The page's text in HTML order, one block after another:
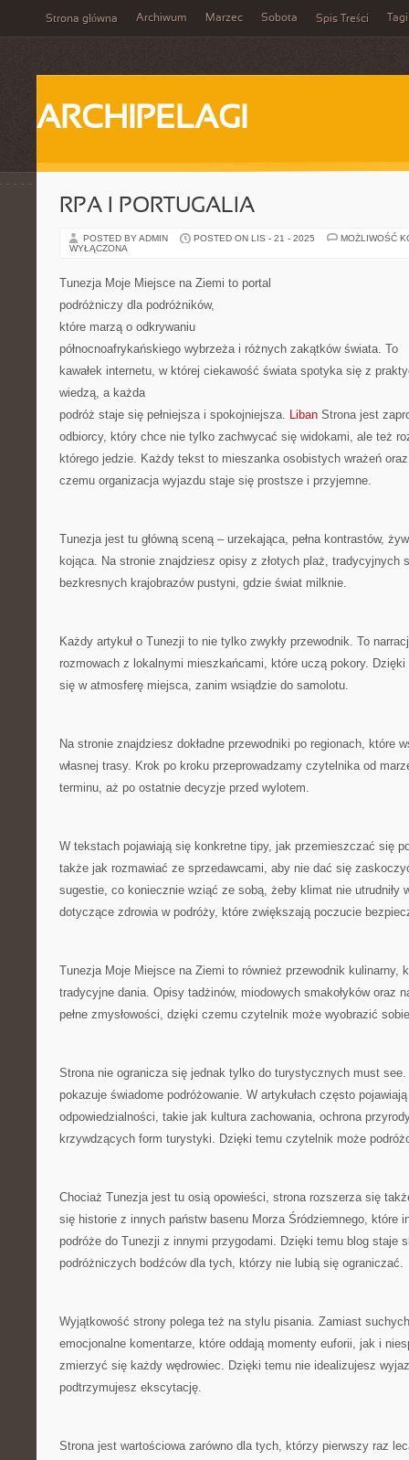
Strona główna Archiwum Marzec Sobota Spis Treści Tagi
ARCHIPELAGI
RPA I PORTUGALIA
POSTED BY ADMIN POSTED ON LIS - 21 - 2025
MOŻLIWOŚĆ
WYŁĄCZONA
Tunezja Moje Miejsce na Ziemi to portal
podróżniczy dla podróżników,
które marzą o odkrywaniu
północnoafrykańskiego wybrzeża i różnych zakątków świata. To
kawałek internetu, w której ciekawość świata spotyka się z
wiedzą, a każda
podróż staje się pełniejsza i spokojniejsza. Liban Strona jest
odbiorcy, który chce nie tylko zachwycać się widokami, ale też
którego jedzie. Każdy tekst to mieszanka osobistych wrażeń
czemu organizacja wyjazdu staje się prostsze i przyjemne.
Tunezja jest tu główną sceną – urzekająca, pełna kontrastów,
kojąca. Na stronie znajdziesz opisy z złotych plaż, tradycyjnych
bezkresnych krajobrazów pustyni, gdzie świat milknie.
Każdy artykuł o Tunezji to nie tylko zwykły przewodnik. To
rozmowach z lokalnymi mieszkańcami, które uczą pokory.
się w atmosferę miejsca, zanim wsiądzie do samolotu.
Na stronie znajdziesz dokładne przewodniki po regionach, które
własnej trasy. Krok po kroku przeprowadzamy czytelnika od
terminu, aż po ostatnie decyzje przed wylotem.
W tekstach pojawiają się konkretne tipy, jak przemieszczać się
także jak rozmawiać ze sprzedawcami, aby nie dać się
sugestie, co koniecznie wziąć ze sobą, żeby klimat nie utrudniły
dotyczące zdrowia w podróży, które zwiększają poczucie
Tunezja Moje Miejsce na Ziemi to również przewodnik kulinarny,
tradycyjne dania. Opisy tadżinów, miodowych smakołyków oraz
pełne zmysłowości, dzięki czemu czytelnik może wyobrazić
Strona nie ogranicza się jednak tylko do turystycznych must
pokazuje świadome podróżowanie. W artykułach często
odpowiedzialności, takie jak kultura zachowania, ochrona
krzywdzących form turystyki. Dzięki temu czytelnik może
Chociaż Tunezja jest tu osią opowieści, strona rozszerza się
się historie z innych państw basenu Morza Śródziemnego, które
podróże do Tunezji z innymi przygodami. Dzięki temu blog staje
podróżniczych bodźców dla tych, którzy nie lubią się ograniczać.
Wyjątkowość strony polega też na stylu pisania. Zamiast
emocjonalne komentarze, które oddają momenty euforii, jak i
zmierzyć się każdy wędrowiec. Dzięki temu nie idealizujesz
podtrzymujesz ekscytację.
Strona jest wartościowa zarówno dla tych, którzy pierwszy raz